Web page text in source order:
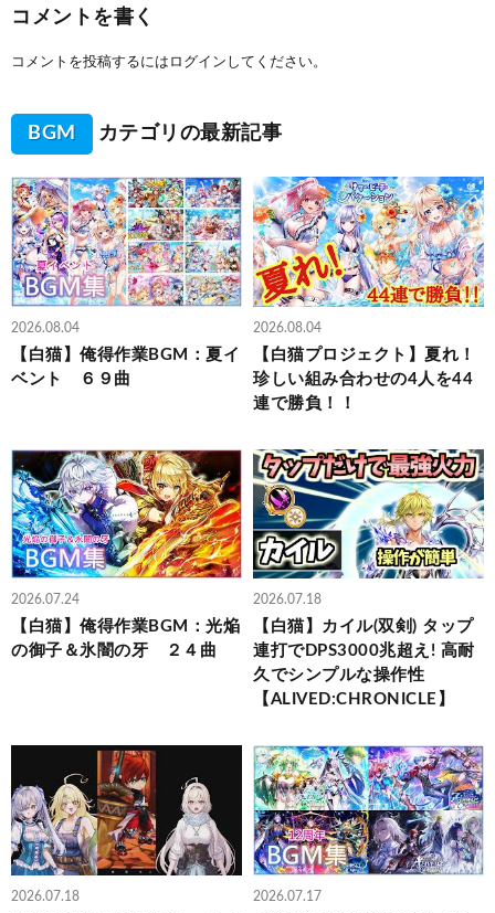
コメントを書く
コメントを投稿するには ログイン してください。
BGM カテゴリの最新記事
2026.08.04
【白猫】俺得作業BGM：夏イ
ベント ６９曲
2026.08.04
【白猫プロジェクト】夏れ！
珍しい組み合わせの4人を44
連で勝負！！
2026.07.24
【白猫】俺得作業BGM：光焔
の御子＆氷闇の牙 ２４曲
2026.07.18
【白猫】カイル(双剣) タップ
連打でDPS3000兆超え! 高耐
久でシンプルな操作性
【ALIVED:CHRONICLE】
2026.07.18 2026.07.17